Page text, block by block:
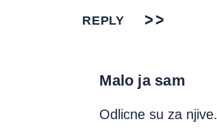
REPLY
Malo ja sam
Odlicne su za njive.